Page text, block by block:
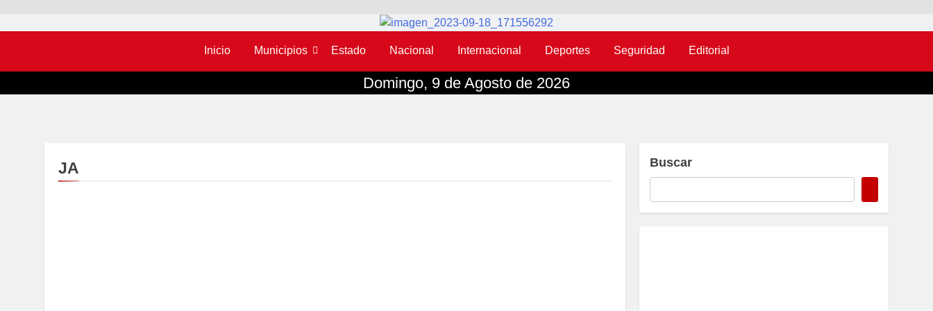
Inicio Municipios Estado Nacional Internacional Deportes Seguridad Editorial
Domingo, 9 de Agosto de 2026
JA Buscar